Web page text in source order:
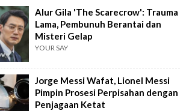
Alur Gila 'The Scarecrow': Trauma
Lama, Pembunuh Berantai dan
Misteri Gelap
YOUR SAY
Jorge Messi Wafat, Lionel Messi
Pimpin Prosesi Perpisahan dengan
Penjagaan Ketat